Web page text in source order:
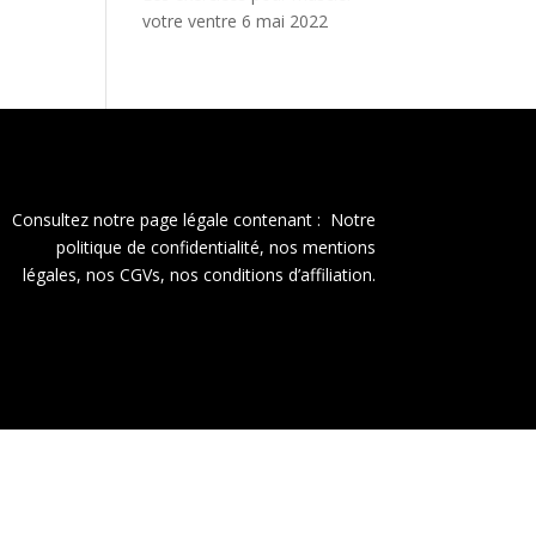
votre ventre 6 mai 2022
Consultez notre page légale contenant : Notre
politique de confidentialité, nos mentions
légales, nos CGVs, nos conditions d’affiliation.